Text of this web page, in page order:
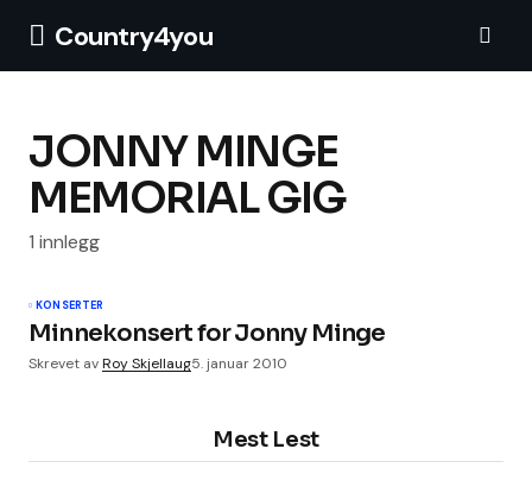
Country4you
JONNY MINGE
MEMORIAL GIG
1 innlegg
KONSERTER
Minnekonsert for Jonny Minge
Skrevet avRoy Skjellaug5. januar 2010
Mest Lest